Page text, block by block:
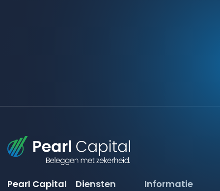
Pearl Capital
Diensten Informatie